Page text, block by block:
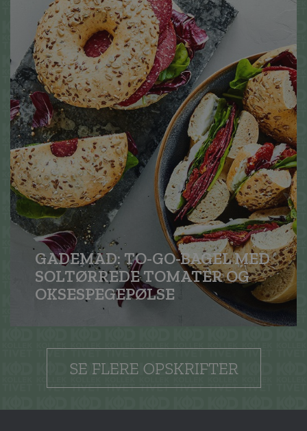
GADEMAD: TO-GO-BAGEL MED
SOLTØRREDE TOMATER OG
OKSE­SPEGEPØLSE
SE FLERE OPSKRIFTER